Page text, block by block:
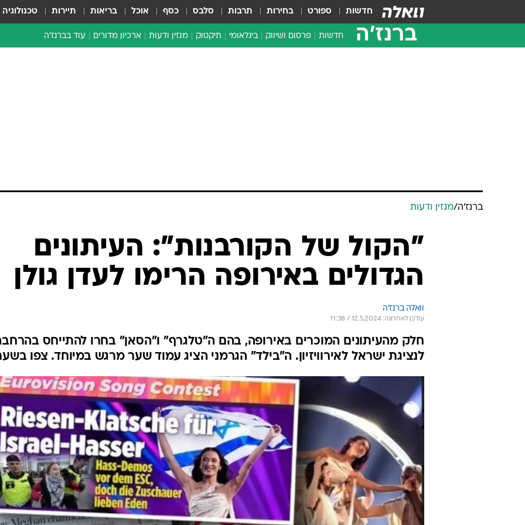
חדשות ספורט בחירות תרבות סלבס כסף אוכל בריאות תיירות טכנולוגיה
ברנז'ה חדשות פרסום ושיווק בינלאומי תיקטוק מגזין ודעות ארכיון מדורים עוד בברנז'ה
ברנז'ה/מגזין ודעות
"הקול של הקורבנות": העיתונים
הגדולים באירופה הרימו לעדן גולן
וואלה ברנז'ה
עודכן לאחרונה: 12.5.2024 / 11:38
חלק מהעיתונים המוכרים באירופה, בהם ה"טלגרף" ו"הסאן" בחרו להתייחס
לנציגת ישראל לאירוויזיון. ה"בילד" הגרמני הציג עמוד שער מרגש במיוחד. צפו